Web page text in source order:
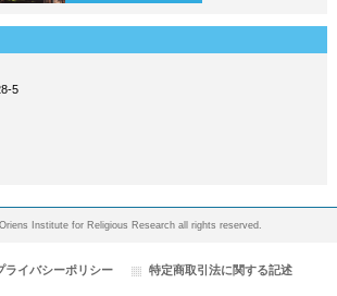
5
Institute for Religious Research all rights reserved.
ライバシーポリシー 特定商取引法に関する記述